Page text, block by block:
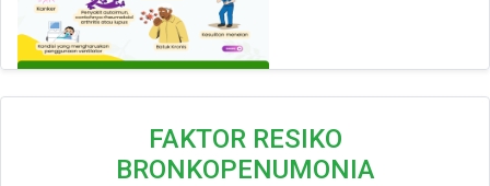
FAKTOR RESIKO
BRONKOPENUMONIA